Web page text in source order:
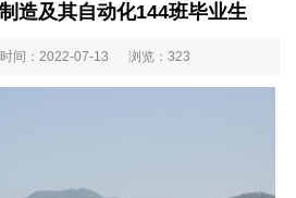
造及其自动化144班毕业生
间：2022-07-13 浏览： 323